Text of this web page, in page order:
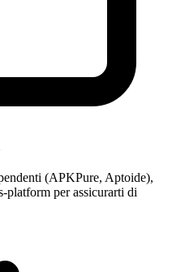
(APKPure, Aptoide),
platform per assicurarti di